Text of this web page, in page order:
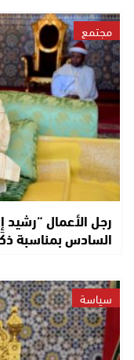
مجتمع
رجل الأعمال
السادس بمناسبة
سياسة